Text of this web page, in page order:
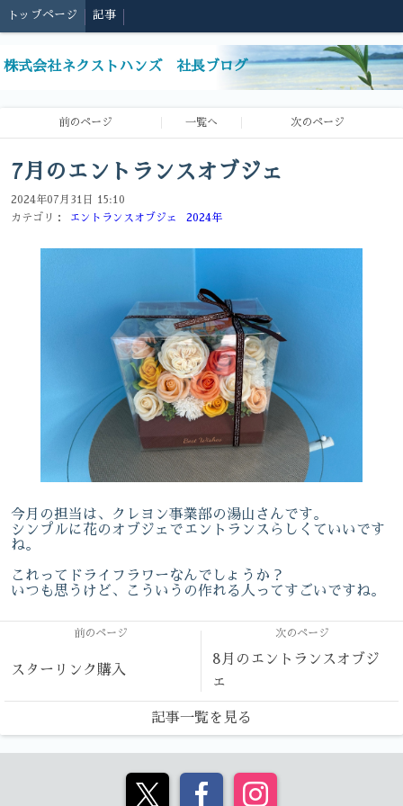
トップページ 記事
株式会社ネクストハンズ 社長ブログ
前のページ 一覧へ 次のページ
7月のエントランスオブジェ
2024年07月31日 15:10
カテゴリ：
エントランスオブジェ 2024年
今月の担当は、クレヨン事業部の湯山さんです。
シンプルに花のオブジェでエントランスらしくていいです
ね。
これってドライフラワーなんでしょうか？
いつも思うけど、こういうの作れる人ってすごいですね。
前のページ
スターリンク購入
次のページ
8月のエントランスオブジ
ェ
記事一覧を見る